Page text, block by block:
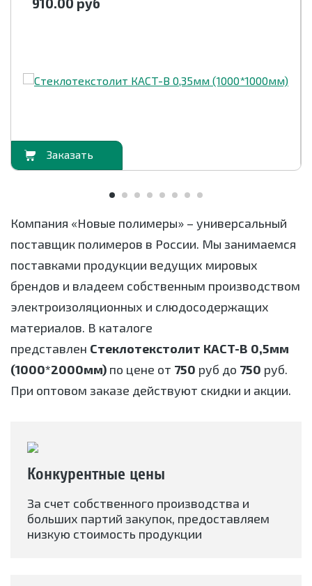
Компания «Новые полимеры» – универсальный
поставщик полимеров в России. Мы занимаемся
поставками продукции ведущих мировых
брендов и владеем собственным производством
электроизоляционных и слюдосодержащих
материалов. В каталоге
представлен Стеклотекстолит КАСТ-В 0,5мм
(1000*2000мм) по цене от 750 руб до 750 руб.
При оптовом заказе действуют скидки и акции.
Конкурентные цены
За счет собственного производства и
больших партий закупок, предоставляем
низкую стоимость продукции